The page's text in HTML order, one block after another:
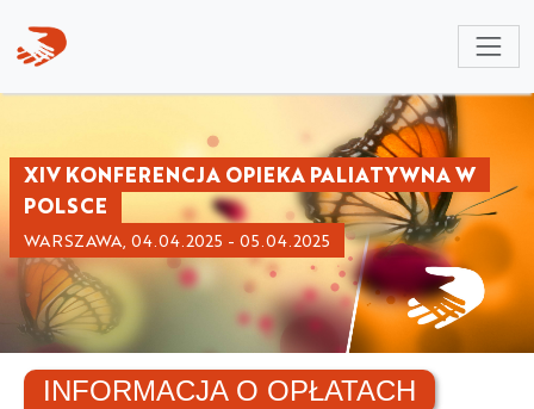
XIV KONFERENCJA OPIEKA PALIATYWNA W
POLSCE
WARSZAWA, 04.04.2025 - 05.04.2025
INFORMACJA O OPŁATACH